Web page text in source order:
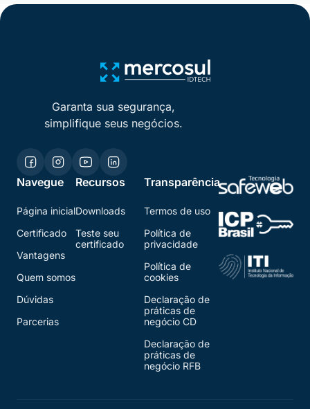
Garanta sua segurança,
simplifique seus negócios.
Navegue
Página inicial
Certificado
Vantagens
Quem somos
Dúvidas
Parcerias
Recursos
Downloads
Teste seu
certificado
Transparência
Termos de uso
Política de
privacidade
Política de
cookies
Declaração de
práticas de
negócio CD
Declaração de
práticas de
negócio RFB